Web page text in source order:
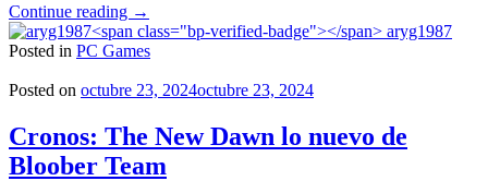
Continue reading "Bye
Sweet
Carole
videojuego
terror
con
estética
→
aryg1987
Posted in PC Games
Posted on octubre 23, 2024octubre 23, 2024
Cronos: The New Dawn lo nuevo de
Bloober Team